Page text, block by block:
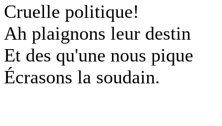
Cruelle politique!
Ah plaignons leur destin
Et des qu'une nous pique
Écrasons la soudain.